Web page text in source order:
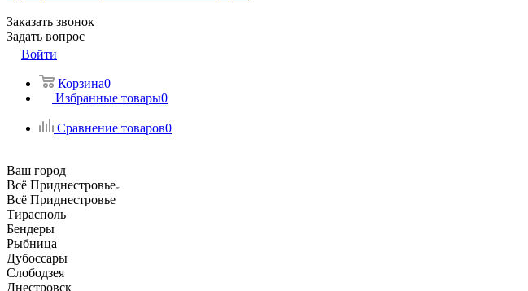
Заказать звонок
Задать вопрос
Войти
Корзина0
Избранные товары0
Сравнение товаров0
Ваш город
Всё Приднестровье
Всё Приднестровье
Тирасполь
Бендеры
Рыбница
Дубоссары
Слободзея
Днестровск